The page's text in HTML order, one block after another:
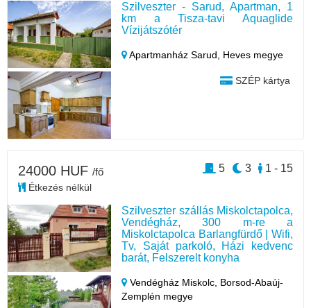
Szilveszter - Sarud, Apartman, 1
km a Tisza-tavi Aquaglide
Vízijátszótér
Apartmanház Sarud, Heves megye
SZÉP kártya
Szilveszter szállás Miskolctapolca,
Vendégház, 300 m-re a
Miskolctapolca Barlangfürdő | Wifi,
Tv, Saját parkoló, Házi kedvenc
barát, Felszerelt konyha
Vendégház Miskolc, Borsod-Abaúj-
Zemplén megye
24000 HUF /fő
Étkezés nélkül
1 - 15
3
5